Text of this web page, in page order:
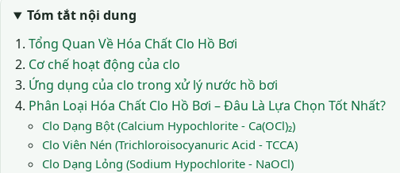
Tóm tắt nội dung
Tổng Quan Về Hóa Chất Clo Hồ Bơi
Cơ chế hoạt động của clo
Ứng dụng của clo trong xử lý nước hồ bơi
Phân Loại Hóa Chất Clo Hồ Bơi – Đâu Là Lựa Chọn Tốt Nhất?
Clo Dạng Bột (Calcium Hypochlorite - Ca(OCl)₂)
Clo Viên Nén (Trichloroisocyanuric Acid - TCCA)
Clo Dạng Lỏng (Sodium Hypochlorite - NaOCl)